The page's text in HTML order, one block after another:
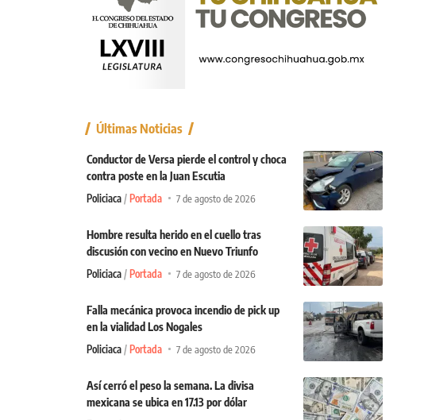
Últimas Noticias
Conductor de Versa pierde el control y choca
contra poste en la Juan Escutia
Policiaca Portada 7 de agosto de 2026
Hombre resulta herido en el cuello tras
discusión con vecino en Nuevo Triunfo
Policiaca Portada 7 de agosto de 2026
Falla mecánica provoca incendio de pick up
en la vialidad Los Nogales
Policiaca Portada 7 de agosto de 2026
Así cerró el peso la semana. La divisa
mexicana se ubica en 17.13 por dólar